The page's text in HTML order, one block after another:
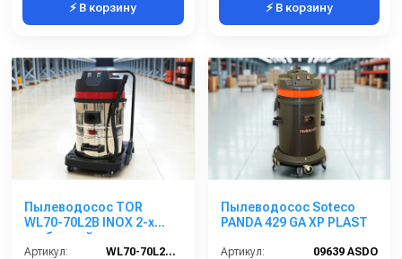
⚡ В корзину ⚡ В корзину
Пылеводосос TOR
WL70-70L2B INOX 2-х
турбинный
Артикул:
WL70-70L2B INOX
Пылеводосос Soteco
PANDA 429 GA XP PLAST
Артикул:
09639 ASDO